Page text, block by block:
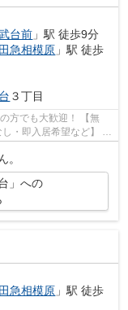
台前 」駅 徒歩9分
急相模原 」駅 徒歩
３丁目
方でも大歓迎！ 【無
・即入居希望など】 ネ
。
」への
急相模原 」駅 徒歩